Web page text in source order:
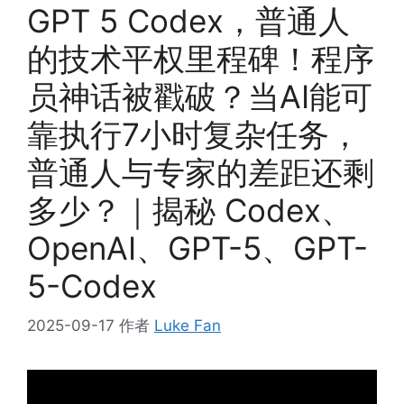
GPT 5 Codex，普通人
的技术平权里程碑！程序
员神话被戳破？当AI能可
靠执行7小时复杂任务，
普通人与专家的差距还剩
多少？｜揭秘 Codex、
OpenAI、GPT-5、GPT-
5-Codex
2025-09-17 作者 Luke Fan